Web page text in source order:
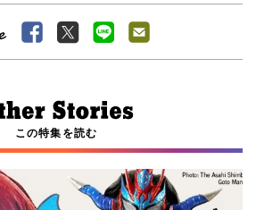
この特集を読む